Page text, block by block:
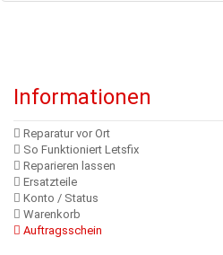
Informationen
Reparatur vor Ort
So Funktioniert Letsfix
Reparieren lassen
Ersatzteile
Konto / Status
Warenkorb
Auftragsschein